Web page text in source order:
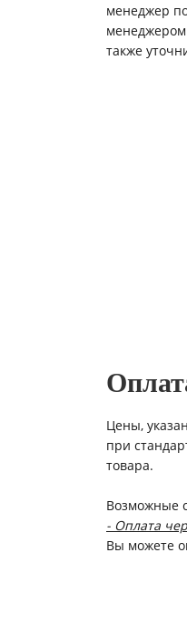
менеджер
менеджером
также
Цены,
при
товара.
Возможные
- Оплата
Вы можете